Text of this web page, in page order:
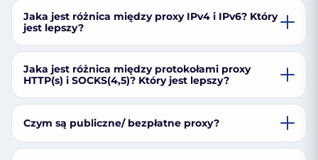
Jaka jest różnica między proxy IPv4 i IPv6? Który
jest lepszy?
Jaka jest różnica między protokołami proxy
HTTP(s) i SOCKS(4,5)? Który jest lepszy?
Czym są publiczne/ bezpłatne proxy?